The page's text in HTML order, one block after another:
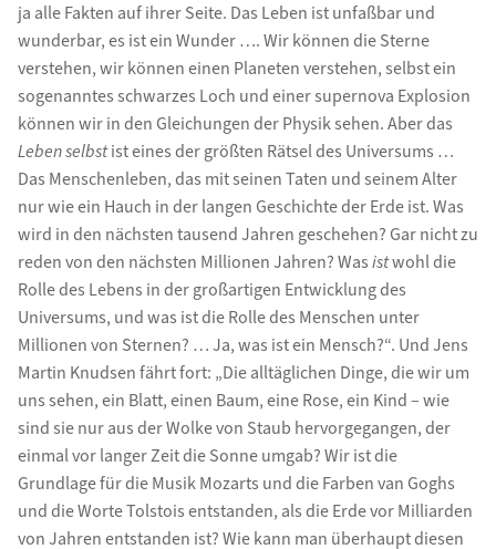
ja alle Fakten auf ihrer Seite. Das Leben ist unfaßbar und
wunderbar, es ist ein Wunder …. Wir können die Sterne
verstehen, wir können einen Planeten verstehen, selbst ein
sogenanntes schwarzes Loch und einer supernova Explosion
können wir in den Gleichungen der Physik sehen. Aber das
Leben selbstist eines der größten Rätsel des Universums …
Das Menschenleben, das mit seinen Taten und seinem Alter
nur wie ein Hauch in der langen Geschichte der Erde ist. Was
wird in den nächsten tausend Jahren geschehen? Gar nicht zu
reden von den nächsten Millionen Jahren? Wasistwohl die
Rolle des Lebens in der großartigen Entwicklung des
Universums, und was ist die Rolle des Menschen unter
Millionen von Sternen? … Ja, was ist ein Mensch?“. Und Jens
Martin Knudsen fährt fort: „Die alltäglichen Dinge, die wir um
uns sehen, ein Blatt, einen Baum, eine Rose, ein Kind – wie
sind sie nur aus der Wolke von Staub hervorgegangen, der
einmal vor langer Zeit die Sonne umgab? Wir ist die
Grundlage für die Musik Mozarts und die Farben van Goghs
und die Worte Tolstois entstanden, als die Erde vor Milliarden
von Jahren entstanden ist? Wie kann man überhaupt diesen